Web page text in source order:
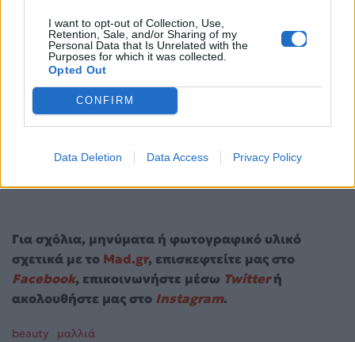
I want to opt-out of Collection, Use,
Retention, Sale, and/or Sharing of my
Personal Data that Is Unrelated with the
Purposes for which it was collected.
Opted Out
CONFIRM
Data Deletion Data Access Privacy Policy
Lemon yellow nails: Το νέο hot manicure που
Για σχόλια, μηνύματα ή φωτογραφικό υλικό
σχετικά με το Mad.gr, επισκεφτείτε μας στο
Facebook, επικοινωνήστε μέσω Twitterή
ακολουθήστε μας στο Instagram.
beauty μαλλιά